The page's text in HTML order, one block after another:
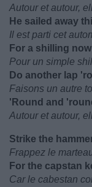
Autour et autour,
He sailed away
Il est parti cet
For a shilling now
Pour un simple
Do another lap
Faisons un autre
'Round and
Autour et autour,
Strike the
Frappez le
For the capstan
Car le cabestan